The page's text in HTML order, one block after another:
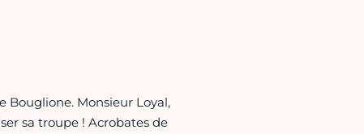
Bouglione. Monsieur Loyal,
sa troupe ! Acrobates de